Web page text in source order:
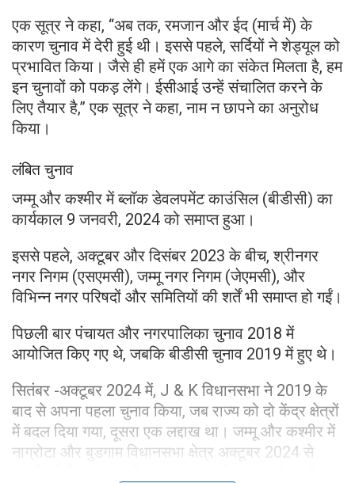
एक सूत्र ने कहा, “अब तक, रमजान और ईद (मार्च में) के
कारण चुनाव में देरी हुई थी। इससे पहले, सर्दियों ने शेड्यूल को
प्रभावित किया। जैसे ही हमें एक आगे का संकेत मिलता है, हम
इन चुनावों को पकड़ लेंगे। ईसीआई उन्हें संचालित करने के
लिए तैयार है,” एक सूत्र ने कहा, नाम न छापने का अनुरोध
किया।
लंबित चुनाव
जम्मू और कश्मीर में ब्लॉक डेवलपमेंट काउंसिल (बीडीसी) का
कार्यकाल 9 जनवरी, 2024 को समाप्त हुआ।
इससे पहले, अक्टूबर और दिसंबर 2023 के बीच, श्रीनगर
नगर निगम (एसएमसी), जम्मू नगर निगम (जेएमसी), और
विभिन्न नगर परिषदों और समितियों की शर्तें भी समाप्त हो गईं।
पिछली बार पंचायत और नगरपालिका चुनाव 2018 में
आयोजित किए गए थे, जबकि बीडीसी चुनाव 2019 में हुए थे।
सितंबर -अक्टूबर 2024 में, J & K विधानसभा ने 2019 के
बाद से अपना पहला चुनाव किया, जब राज्य को दो केंद्र क्षेत्रों
में बदल दिया गया, दूसरा एक लद्दाख था। जम्मू और कश्मीर में
नाग्रोटा और बुडगाम विधानसभा क्षेत्र अक्टूबर 2024 से